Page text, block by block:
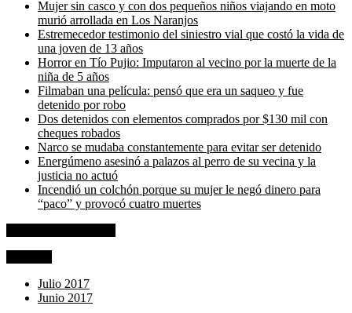
Mujer sin casco y con dos pequeños niños viajando en moto
murió arrollada en Los Naranjos
Estremecedor testimonio del siniestro vial que costó la vida de
una joven de 13 años
Horror en Tío Pujio: Imputaron al vecino por la muerte de la
niña de 5 años
Filmaban una película: pensó que era un saqueo y fue
detenido por robo
Dos detenidos con elementos comprados por $130 mil con
cheques robados
Narco se mudaba constantemente para evitar ser detenido
Energúmeno asesinó a palazos al perro de su vecina y la
justicia no actuó
Incendió un colchón porque su mujer le negó dinero para
“paco” y provocó cuatro muertes
Julio 2017
Junio 2017